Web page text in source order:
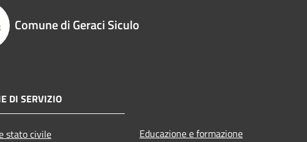
Comune di Geraci Siculo
DI SERVIZIO
stato civile
Educazione e formazione